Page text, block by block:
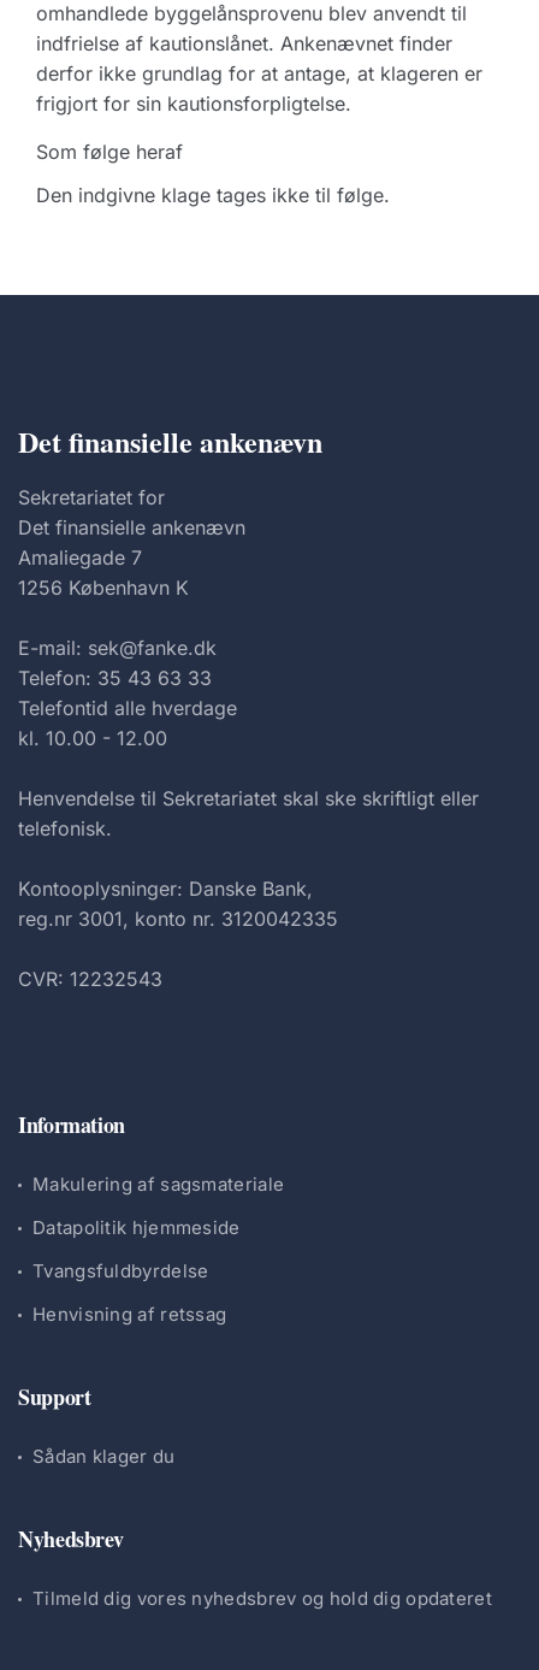
omhandlede byggelånsprovenu blev anvendt til
indfrielse af kautionslånet. Ankenævnet finder
derfor ikke grundlag for at antage, at klageren er
frigjort for sin kautionsforpligtelse.
Som følge heraf
Den indgivne klage tages ikke til følge.
Det finansielle ankenævn
Sekretariatet for
Det finansielle ankenævn
Amaliegade 7
1256 København K
E-mail: sek@fanke.dk
Telefon: 35 43 63 33
Telefontid alle hverdage
kl. 10.00 - 12.00
Henvendelse til Sekretariatet skal ske skriftligt eller
telefonisk.
Kontooplysninger: Danske Bank,
reg.nr 3001, konto nr. 3120042335
CVR: 12232543
Information
Makulering af sagsmateriale
Datapolitik hjemmeside
Tvangsfuldbyrdelse
Henvisning af retssag
Support
Sådan klager du
Nyhedsbrev
Tilmeld dig vores nyhedsbrev og hold dig opdateret